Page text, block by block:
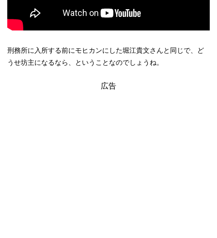
刑務所に入所する前にモヒカンにした堀江貴文さんと同じで、ど
うせ坊主になるなら、ということなのでしょうね。
広告